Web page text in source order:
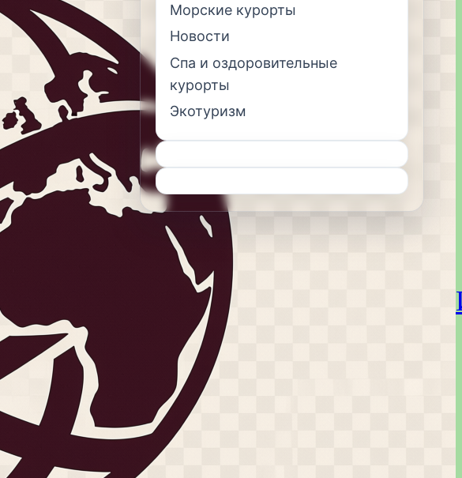
Морские курорты
Новости
Спа и оздоровительные
курорты
Экотуризм